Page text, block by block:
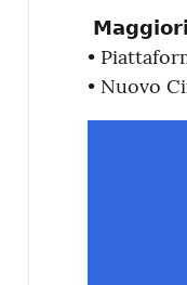
𝗠𝗮𝗴𝗴𝗶𝗼𝗿𝗶
•
• Nuovo